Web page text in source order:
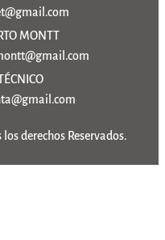
MONTT
derechos Reservados.